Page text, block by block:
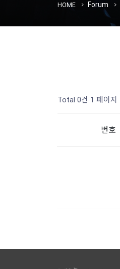
HOME Forum
Total 0건 1 페이지
번호